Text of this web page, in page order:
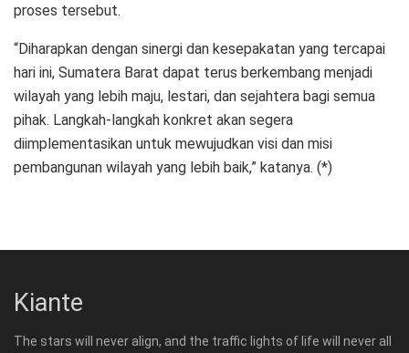
proses tersebut.
“Diharapkan dengan sinergi dan kesepakatan yang tercapai
hari ini, Sumatera Barat dapat terus berkembang menjadi
wilayah yang lebih maju, lestari, dan sejahtera bagi semua
pihak. Langkah-langkah konkret akan segera
diimplementasikan untuk mewujudkan visi dan misi
pembangunan wilayah yang lebih baik,” katanya. (*)
Kiante
The stars will never align, and the traffic lights of life will never all